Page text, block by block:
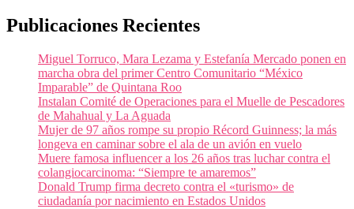
Publicaciones Recientes
Miguel Torruco, Mara Lezama y Estefanía Mercado ponen en
marcha obra del primer Centro Comunitario “México
Imparable” de Quintana Roo
Instalan Comité de Operaciones para el Muelle de Pescadores
de Mahahual y La Aguada
Mujer de 97 años rompe su propio Récord Guinness; la más
longeva en caminar sobre el ala de un avión en vuelo
Muere famosa influencer a los 26 años tras luchar contra el
colangiocarcinoma: “Siempre te amaremos”
Donald Trump firma decreto contra el «turismo» de
ciudadanía por nacimiento en Estados Unidos